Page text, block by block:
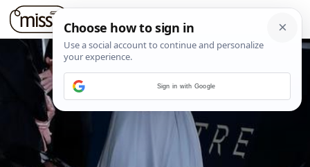
Sign in with Google